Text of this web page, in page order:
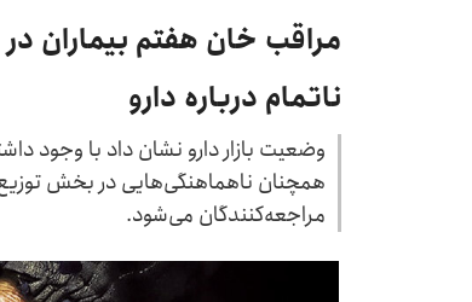
مراقب خان هفتم بیماران
ناتمام درباره دارو
وضعیت بازار دارو نشان داد با وجود
همچنان ناهماهنگی‌هایی در بخش
مراجعه‌کنندگان می‌شود.